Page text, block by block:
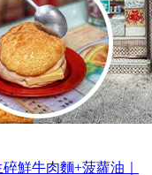
鮮牛肉麵+菠蘿油｜